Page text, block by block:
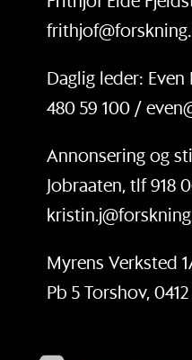
Daglig leder:
480 59 100 /
Annonsering og
Jobraaten, tlf 918
Myrens Verksted
Pb 5 Torshov,